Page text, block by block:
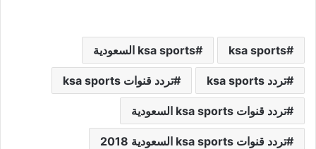
ksa sports ksa sports السعودية
تردد ksa sports تردد قنوات ksa sports
تردد قنوات ksa sports السعودية
تردد قنوات ksa sports السعودية 2018